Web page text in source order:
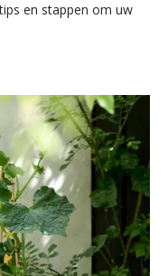
en stappen om uw